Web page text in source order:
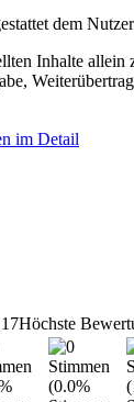
dem
Inhalte
im Detail
Höchste